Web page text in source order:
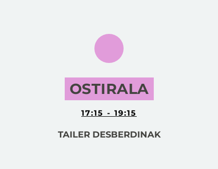
OSTIRALA
17:15 - 19:15
TAILER DESBERDINAK